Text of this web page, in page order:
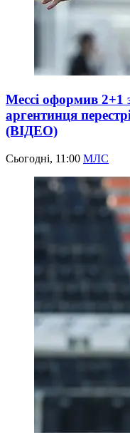
Мессі оформив 2+1
аргентинця
(ВІДЕО)
Сьогодні, 11:00 МЛС